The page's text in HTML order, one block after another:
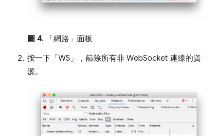
圖 4. 「網路」面板
按一下「WS」
，篩除所有非 WebSocket 連線的資
源。